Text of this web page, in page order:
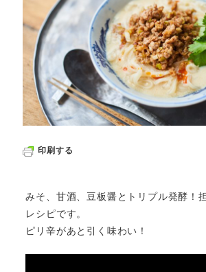
印刷する
みそ、甘酒、豆板醤とトリプル発酵！
レシピです。
ピリ辛があと引く味わい！